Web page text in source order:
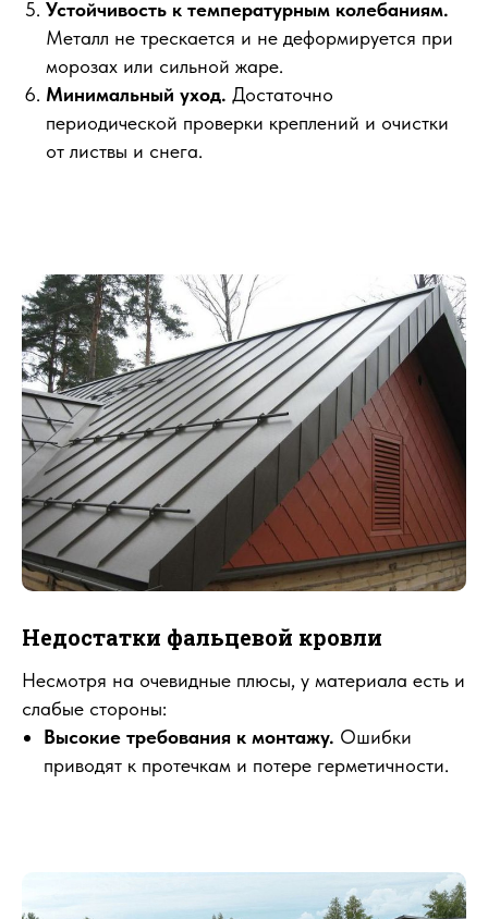
Устойчивость к температурным колебаниям.
Металл не трескается и не деформируется при
морозах или сильной жаре.
Минимальный уход. Достаточно
периодической проверки креплений и очистки
от листвы и снега.
Недостатки фальцевой кровли
Несмотря на очевидные плюсы, у материала есть и
слабые стороны:
Высокие требования к монтажу. Ошибки
приводят к протечкам и потере герметичности.